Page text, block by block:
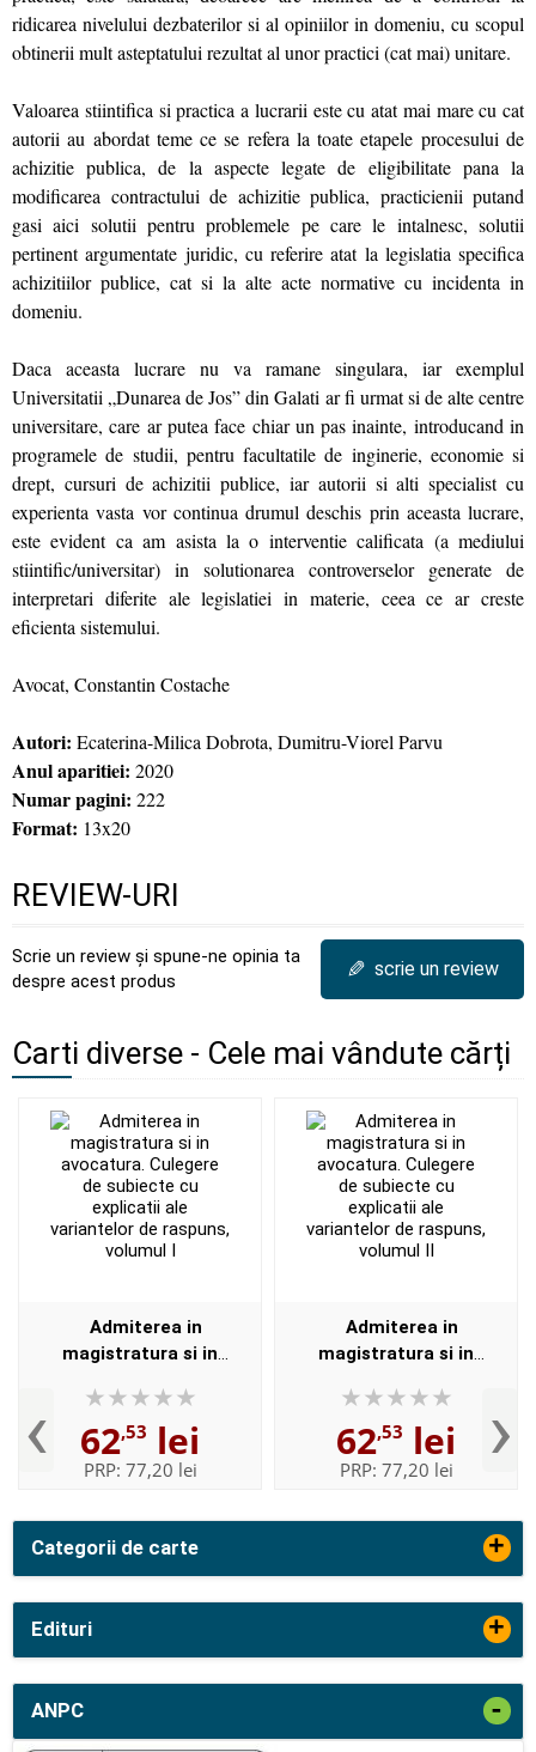
Categorii de carte +
Edituri +
ANPC -
ridicarea nivelului dezbaterilor si al opiniilor in domeniu, cu scopul
obtinerii mult asteptatului rezultat al unor practici (cat mai) unitare.
Valoarea stiintifica si practica a lucrarii este cu atat mai mare cu cat
autorii au abordat teme ce se refera la toate etapele procesului de
achizitie publica, de la aspecte legate de eligibilitate pana la
modificarea contractului de achizitie publica, practicienii putand
gasi aici solutii pentru problemele pe care le intalnesc, solutii
pertinent argumentate juridic, cu referire atat la legislatia specifica
achizitiilor publice, cat si la alte acte normative cu incidenta in
domeniu.
Daca aceasta lucrare nu va ramane singulara, iar exemplul
Universitatii „Dunarea de Jos” din Galati ar fi urmat si de alte centre
universitare, care ar putea face chiar un pas inainte, introducand in
programele de studii, pentru facultatile de inginerie, economie si
drept, cursuri de achizitii publice, iar autorii si alti specialist cu
experienta vasta vor continua drumul deschis prin aceasta lucrare,
este evident ca am asista la o interventie calificata (a mediului
stiintific/universitar) in solutionarea controverselor generate de
interpretari diferite ale legislatiei in materie, ceea ce ar creste
eficienta sistemului.
Avocat, Constantin Costache
Autori: Ecaterina-Milica Dobrota, Dumitru-Viorel Parvu
Anul aparitiei: 2020
Numar pagini: 222
Format: 13x20
REVIEW-URI
Scrie un review și spune-ne opinia ta
despre acest produs
✎ scrie un review
Carti diverse - Cele mai vândute cărți
‹
Admiterea in
magistratura si in
subiecte cu explicatii ale
variantelor de raspuns,
volumul I
62,53 lei
PRP: 77,20 lei
Admiterea in
magistratura si in
subiecte cu explicatii ale
variantelor de raspuns,
volumul II
62,53 lei
PRP: 77,20 lei ›